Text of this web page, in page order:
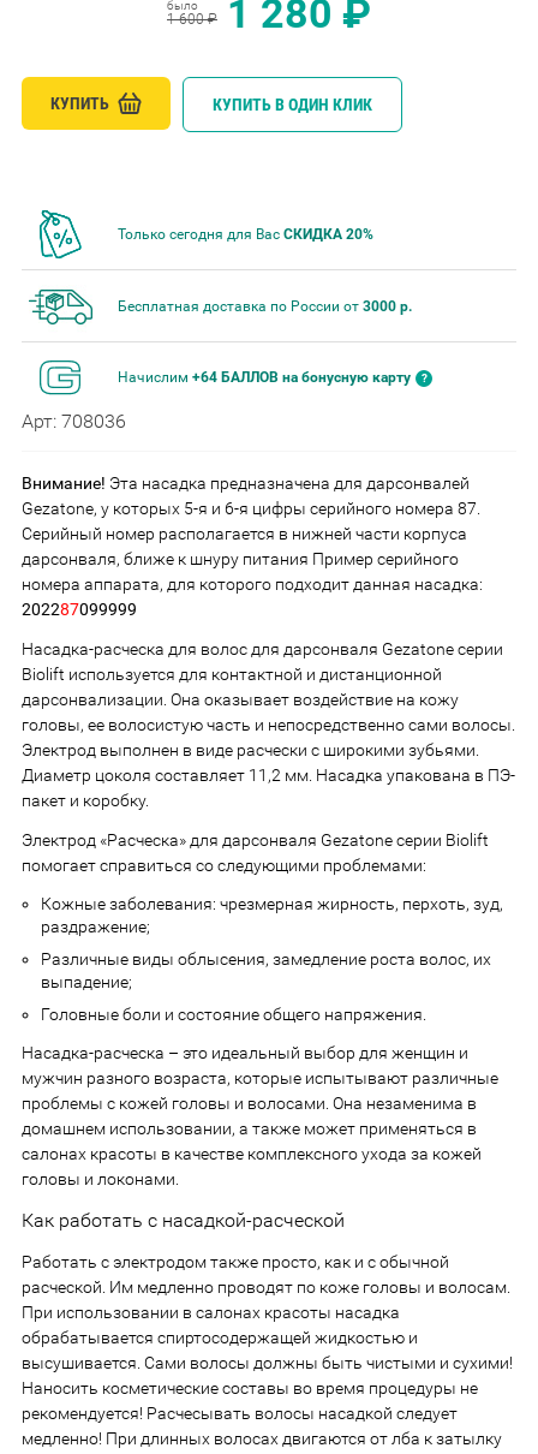
было
1 600 ₽ 1 280 ₽
КУПИТЬ КУПИТЬ В ОДИН КЛИК
Только сегодня для Вас СКИДКА 20%
Бесплатная доставка по России от 3000 р.
Начислим +64 БАЛЛОВ на бонусную карту
Арт: 708036
Внимание! Эта насадка предназначена для дарсонвалей
Gezatone, у которых 5-я и 6-я цифры серийного номера 87.
Серийный номер располагается в нижней части корпуса
дарсонваля, ближе к шнуру питания Пример серийного
номера аппарата, для которого подходит данная насадка:
202287099999
Насадка-расческа для волос для дарсонваля Gezatone cерии
Biolift используется для контактной и дистанционной
дарсонвализации. Она оказывает воздействие на кожу
головы, ее волосистую часть и непосредственно сами волосы.
Электрод выполнен в виде расчески с широкими зубьями.
Диаметр цоколя составляет 11,2 мм. Насадка упакована в ПЭ-
пакет и коробку.
Электрод «Расческа» для дарсонваля Gezatone cерии Biolift
помогает справиться со следующими проблемами:
Кожные заболевания: чрезмерная жирность, перхоть, зуд,
раздражение;
Различные виды облысения, замедление роста волос, их
выпадение;
Головные боли и состояние общего напряжения.
Насадка-расческа – это идеальный выбор для женщин и
мужчин разного возраста, которые испытывают различные
проблемы с кожей головы и волосами. Она незаменима в
домашнем использовании, а также может применяться в
салонах красоты в качестве комплексного ухода за кожей
головы и локонами.
Как работать с насадкой-расческой
Работать с электродом также просто, как и с обычной
расческой. Им медленно проводят по коже головы и волосам.
При использовании в салонах красоты насадка
обрабатывается спиртосодержащей жидкостью и
высушивается. Сами волосы должны быть чистыми и сухими!
Наносить косметические составы во время процедуры не
рекомендуется! Расчесывать волосы насадкой следует
медленно! При длинных волосах двигаются от лба к затылку